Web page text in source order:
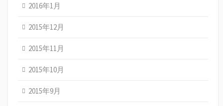
2016年1月
2015年12月
2015年11月
2015年10月
2015年9月